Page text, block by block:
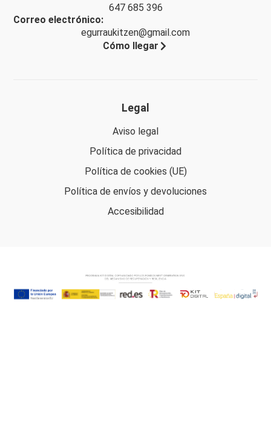
647 685 396
Correo electrónico:
egurraukitzen@gmail.com
Cómo llegar
Legal
Aviso legal
Política de privacidad
Política de cookies (UE)
Política de envíos y devoluciones
Accesibilidad